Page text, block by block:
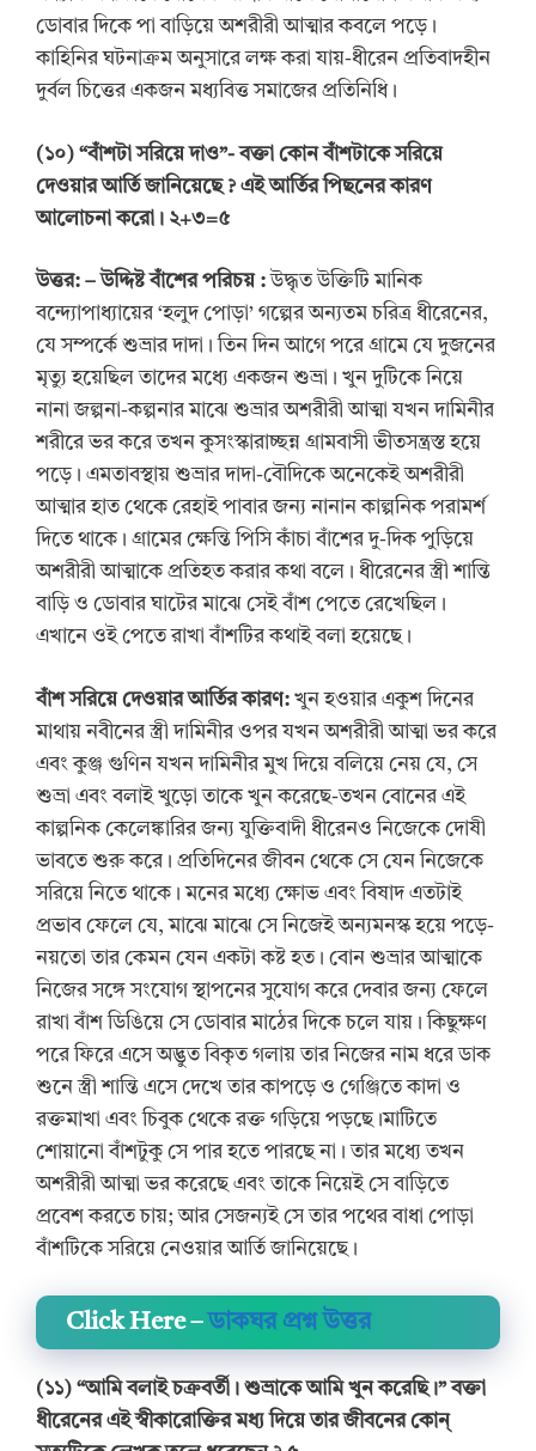
ডোবার দিকে পা বাড়িয়ে অশরীরী আত্মার কবলে পড়ে।
কাহিনির ঘটনাক্রম অনুসারে লক্ষ করা যায়-ধীরেন প্রতিবাদহীন
দুর্বল চিত্তের একজন মধ্যবিত্ত সমাজের প্রতিনিধি।
(১০) “বাঁশটা সরিয়ে দাও”- বক্তা কোন বাঁশটাকে সরিয়ে
দেওয়ার আর্তি জানিয়েছে ? এই আর্তির পিছনের কারণ
আলোচনা করো। ২+৩=৫
উত্তর: – উদ্দিষ্ট বাঁশের পরিচয় :উদ্ধৃত উক্তিটি মানিক
বন্দ্যোপাধ্যায়ের ‘হলুদ পোড়া’ গল্পের অন্যতম চরিত্র ধীরেনের,
যে সম্পর্কে শুভ্রার দাদা। তিন দিন আগে পরে গ্রামে যে দুজনের
মৃত্যু হয়েছিল তাদের মধ্যে একজন শুভ্রা। খুন দুটিকে নিয়ে
নানা জল্পনা-কল্পনার মাঝে শুভ্রার অশরীরী আত্মা যখন দামিনীর
শরীরে ভর করে তখন কুসংস্কারাচ্ছন্ন গ্রামবাসী ভীতসন্ত্রস্ত হয়ে
পড়ে। এমতাবস্থায় শুভ্রার দাদা-বৌদিকে অনেকেই অশরীরী
আত্মার হাত থেকে রেহাই পাবার জন্য নানান কাল্পনিক পরামর্শ
দিতে থাকে। গ্রামের ক্ষেন্তি পিসি কাঁচা বাঁশের দু-দিক পুড়িয়ে
অশরীরী আত্মাকে প্রতিহত করার কথা বলে। ধীরেনের স্ত্রী শান্তি
বাড়ি ও ডোবার ঘাটের মাঝে সেই বাঁশ পেতে রেখেছিল।
এখানে ওই পেতে রাখা বাঁশটির কথাই বলা হয়েছে।
বাঁশ সরিয়ে দেওয়ার আর্তির কারণ: খুন হওয়ার একুশ দিনের
মাথায় নবীনের স্ত্রী দামিনীর ওপর যখন অশরীরী আত্মা ভর করে
এবং কুঞ্জ গুণিন যখন দামিনীর মুখ দিয়ে বলিয়ে নেয় যে, সে
শুভ্রা এবং বলাই খুড়ো তাকে খুন করেছে-তখন বোনের এই
কাল্পনিক কেলেঙ্কারির জন্য যুক্তিবাদী ধীরেনও নিজেকে দোষী
ভাবতে শুরু করে। প্রতিদিনের জীবন থেকে সে যেন নিজেকে
সরিয়ে নিতে থাকে। মনের মধ্যে ক্ষোভ এবং বিষাদ এতটাই
প্রভাব ফেলে যে, মাঝে মাঝে সে নিজেই অন্যমনস্ক হয়ে পড়ে-
নয়তো তার কেমন যেন একটা কষ্ট হত। বোন শুভ্রার আত্মাকে
নিজের সঙ্গে সংযোগ স্থাপনের সুযোগ করে দেবার জন্য ফেলে
রাখা বাঁশ ডিঙিয়ে সে ডোবার মাঠের দিকে চলে যায়। কিছুক্ষণ
পরে ফিরে এসে অদ্ভুত বিকৃত গলায় তার নিজের নাম ধরে ডাক
শুনে স্ত্রী শান্তি এসে দেখে তার কাপড়ে ও গেঞ্জিতে কাদা ও
রক্তমাখা এবং চিবুক থেকে রক্ত গড়িয়ে পড়ছে।মাটিতে
শোয়ানো বাঁশটুকু সে পার হতে পারছে না। তার মধ্যে তখন
অশরীরী আত্মা ভর করেছে এবং তাকে নিয়েই সে বাড়িতে
প্রবেশ করতে চায়; আর সেজন্যই সে তার পথের বাধা পোড়া
বাঁশটিকে সরিয়ে নেওয়ার আর্তি জানিয়েছে।
Click Here –ডাকঘর প্রশ্ন উত্তর
(১১) “আমি বলাই চক্রবর্তী। শুভ্রাকে আমি খুন করেছি।” বক্তা
ধীরেনের এই স্বীকারোক্তির মধ্য দিয়ে তার জীবনের কোন্